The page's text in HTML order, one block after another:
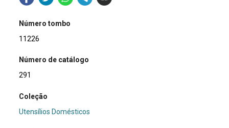
Número tombo
11226
Número de catálogo
291
Coleção
Utensílios Domésticos